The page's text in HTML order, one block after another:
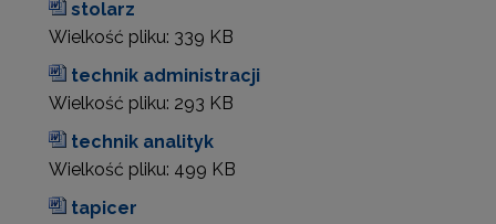
stolarz
Wielkość pliku: 339 KB
technik administracji
Wielkość pliku: 293 KB
technik analityk
Wielkość pliku: 499 KB
tapicer